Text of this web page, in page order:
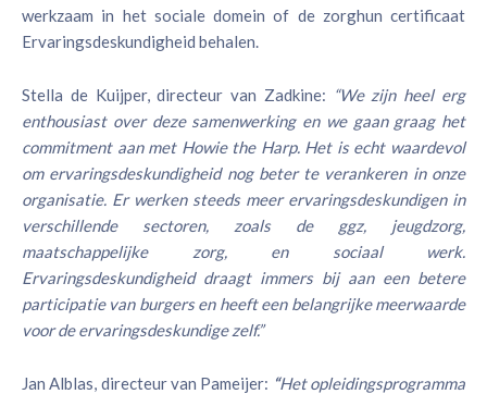
werkzaam in het sociale domein of de zorghun certificaat
Ervaringsdeskundigheid behalen.
Stella de Kuijper, directeur van Zadkine: “We zijn heel erg
enthousiast over deze samenwerking en we gaan graag het
commitment aan met Howie the Harp. Het is echt waardevol
om ervaringsdeskundigheid nog beter te verankeren in onze
organisatie. Er werken steeds meer ervaringsdeskundigen in
verschillende sectoren, zoals de ggz, jeugdzorg,
maatschappelijke zorg, en sociaal werk.
Ervaringsdeskundigheid draagt immers bij aan een betere
participatie van burgers en heeft een belangrijke meerwaarde
voor de ervaringsdeskundige zelf.”
Jan Alblas, directeur van Pameijer: “Het opleidingsprogramma